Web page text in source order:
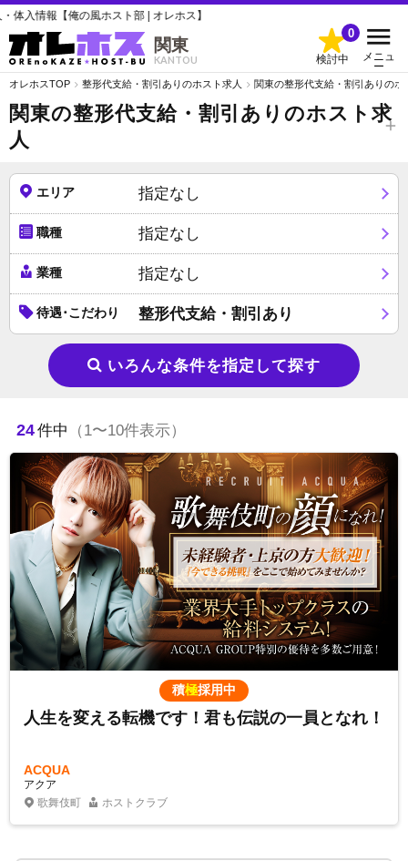
ト部 | オレホス】
関東
KANTOU 検討中
0
メニュ
ー
オレホスTOP 整形代支給・割引ありのホスト求人 関東の整形代支給・割引ありのホ
関東の整形代支給・割引ありのホスト求
人
エリア 指定なし
職種 指定なし
業種 指定なし
待遇･こだわり 整形代支給・割引あり
いろんな条件を指定して探す
24件中 （1〜10件表示）
積極採用中
人生を変える転機です！君も伝説の一員となれ！
ACQUA
アクア
歌舞伎町
ホストクラブ